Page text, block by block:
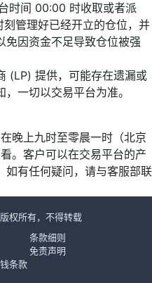
时间 00:00 时收取或者派
管理好已经开立的仓位，并
免因资金不足导致仓位被强
(LP) 提供，可能存在遗漏或
一切以交易平台为准。
晚上九时至零晨一时（北京
。客户可以在交易平台的产
如有任何疑问，请与客服部联
权所有，不得转载
条款细则
免责声明
条款